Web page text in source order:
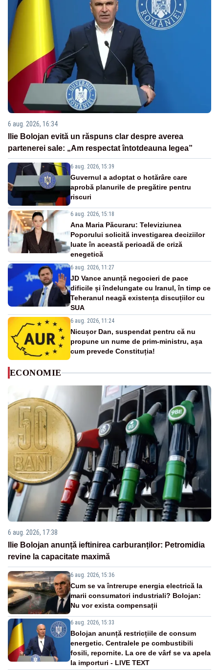
6 aug. 2026, 16:34
Ilie Bolojan evită un răspuns clar despre averea
partenerei sale: „Am respectat întotdeauna legea”
6 aug. 2026, 15:39
Guvernul a adoptat o hotărâre care
aprobă planurile de pregătire pentru
riscuri
6 aug. 2026, 15:18
Ana Maria Păcuraru: Televiziunea
Poporului solicită investigarea deciziilor
luate în această perioadă de criză
enegetică
6 aug. 2026, 11:27
JD Vance anunță negocieri de pace
dificile și îndelungate cu Iranul, în timp ce
Teheranul neagă existența discuțiilor cu
SUA
6 aug. 2026, 11:24
Nicușor Dan, suspendat pentru că nu
propune un nume de prim-ministru, așa
cum prevede Constituția!
ECONOMIE
6 aug. 2026, 17:38
Ilie Bolojan anunță ieftinirea carburanților: Petromidia
revine la capacitate maximă
6 aug. 2026, 15:36
Cum se va întrerupe energia electrică la
marii consumatori industriali? Bolojan:
Nu vor exista compensații
6 aug. 2026, 15:33
Bolojan anunță restricțiile de consum
energetic. Centralele pe combustibili
fosili, repornite. La ore de vârf se va apela
la importuri - LIVE TEXT